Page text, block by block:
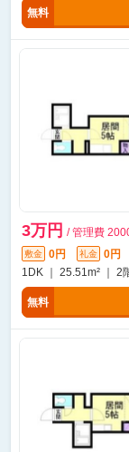
無料
3万円 / 管理費
敷金 0円 礼金
0円
1DK ｜ 25.51m² ｜ 2
無料